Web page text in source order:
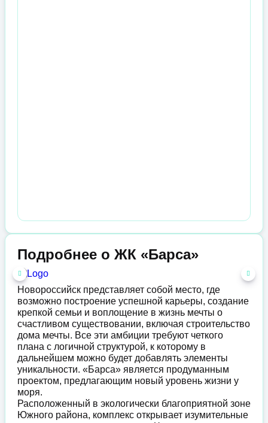
Подробнее о ЖК «Барса»
Новороссийск представляет собой место, где
возможно построение успешной карьеры, создание
крепкой семьи и воплощение в жизнь мечты о
счастливом существовании, включая строительство
дома мечты. Все эти амбиции требуют четкого
плана с логичной структурой, к которому в
дальнейшем можно будет добавлять элементы
уникальности. «Барса» является продуманным
проектом, предлагающим новый уровень жизни у
моря.
Расположенный в экологически благоприятной зоне
Южного района, комплекс открывает изумительные